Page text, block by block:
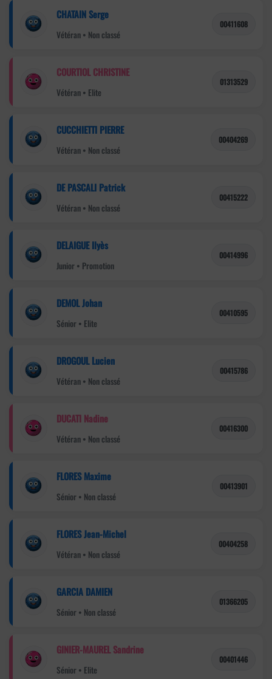
CHATAIN Serge
Vétéran • Non classé
00411608
COURTIOL CHRISTINE
Vétéran • Elite
01313529
CUCCHIETTI PIERRE
Vétéran • Non classé
00404269
DE PASCALI Patrick
Vétéran • Non classé
00415222
DELAIGUE Ilyès
Junior • Promotion
00414996
DEMOL Johan
Sénior • Elite
00410595
DROGOUL Lucien
Vétéran • Non classé
00415786
DUCATI Nadine
Vétéran • Non classé
00416300
FLORES Maxime
Sénior • Non classé
00413901
FLORES Jean-Michel
Vétéran • Non classé
00404258
GARCIA DAMIEN
Sénior • Non classé
01366205
GINIER-MAUREL Sandrine
Sénior • Elite
00401446